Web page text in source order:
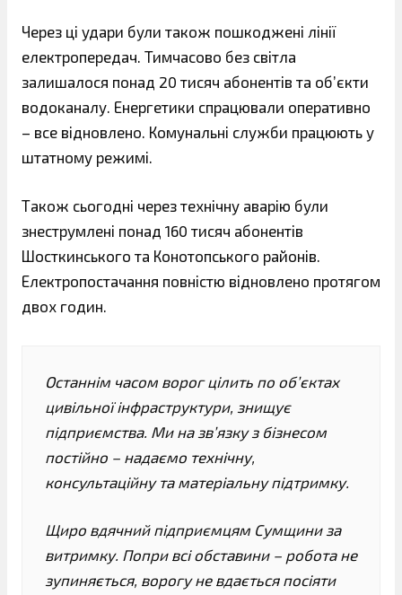
Через ці удари були також пошкоджені лінії
електропередач. Тимчасово без світла
залишалося понад 20 тисяч абонентів та об’єкти
водоканалу. Енергетики спрацювали оперативно
– все відновлено. Комунальні служби працюють у
штатному режимі.
Також сьогодні через технічну аварію були
знеструмлені понад 160 тисяч абонентів
Шосткинського та Конотопського районів.
Електропостачання повністю відновлено протягом
двох годин.
Останнім часом ворог цілить по об’єктах
цивільної інфраструктури, знищує
підприємства. Ми на зв’язку з бізнесом
постійно – надаємо технічну,
консультаційну та матеріальну підтримку.
Щиро вдячний підприємцям Сумщини за
витримку. Попри всі обставини – робота не
зупиняється, ворогу не вдається посіяти